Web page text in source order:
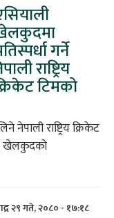
गर्ने
राष्ट्रिय
टिमको
राष्ट्रिय क्रिकेट
खेलकुदको
२९ गते, २०८० - १७:१८